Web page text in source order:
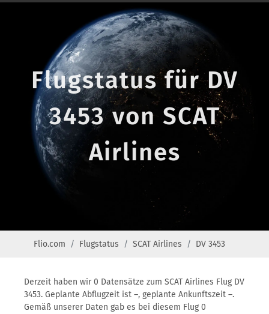
Flugstatus für DV
3453 von SCAT
Airlines
Flio.com Flugstatus SCAT Airlines DV 3453
Derzeit haben wir 0 Datensätze zum SCAT Airlines Flug DV
3453. Geplante Abflugzeit ist –, geplante Ankunftszeit –.
Gemäß unserer Daten gab es bei diesem Flug 0